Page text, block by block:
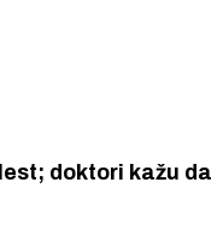
doktori kažu da